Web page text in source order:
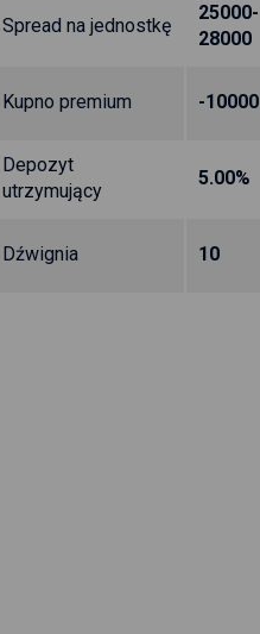
Spread na jednostkę
25000-
28000
Kupno premium -10000
Depozyt
utrzymujący
5.00%
Dźwignia 10